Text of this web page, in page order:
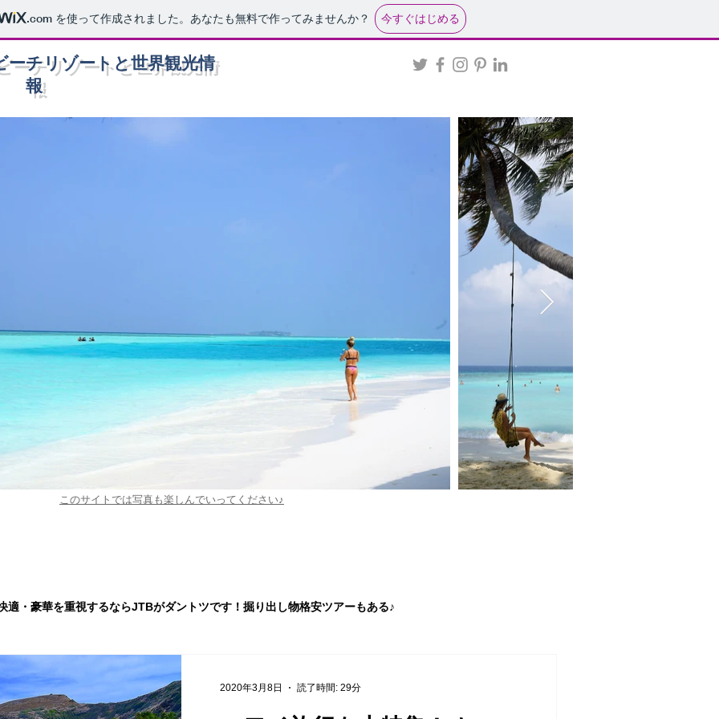
.com を使って作成されました。あなたも無料で作ってみませんか？ 今すぐはじめる
ーチリゾートと世界観光情
報
2020年3月8日 読了時間: 29分
このサイトでは写真も楽しんでいってください♪
適・豪華を重視するならJTBがダントツです！掘り出し物格安ツアーもある♪